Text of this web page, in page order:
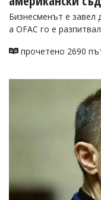
Бизнесменът е завел
а OFAC го е
прочетено 2690